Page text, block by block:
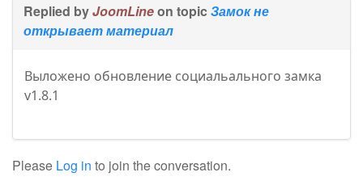
Replied byJoomLineon topic Замок не
открывает материал
Выложено обновление социальального замка
v1.8.1
Please Log in to join the conversation.